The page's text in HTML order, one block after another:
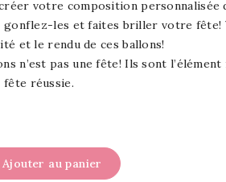
votre composition personnalisée
gonflez-les et faites briller votre fête!
et le rendu de ces ballons!
n’est pas une fête! Ils sont
fête réussie.
Ajouter au panier